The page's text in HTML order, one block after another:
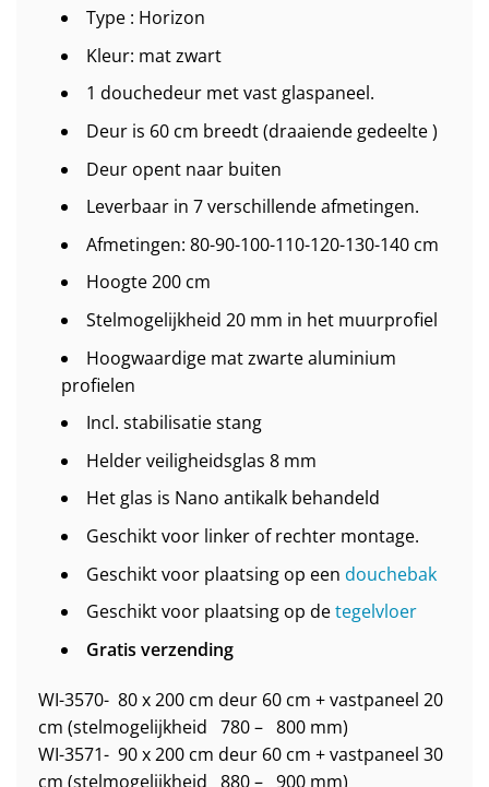
Type : Horizon
Kleur: mat zwart
1 douchedeur met vast glaspaneel.
Deur is 60 cm breedt (draaiende gedeelte )
Deur opent naar buiten
Leverbaar in 7 verschillende afmetingen.
Afmetingen: 80-90-100-110-120-130-140 cm
Hoogte 200 cm
Stelmogelijkheid 20 mm in het muurprofiel
Hoogwaardige mat zwarte aluminium
profielen
Incl. stabilisatie stang
Helder veiligheidsglas 8 mm
Het glas is Nano antikalk behandeld
Geschikt voor linker of rechter montage.
Geschikt voor plaatsing op een douchebak
Geschikt voor plaatsing op detegelvloer
Gratis verzending
WI-3570- 80 x 200 cm deur 60 cm + vastpaneel 20
cm (stelmogelijkheid 780 – 800 mm)
WI-3571- 90 x 200 cm deur 60 cm + vastpaneel 30
cm (stelmogelijkheid 880 – 900 mm)